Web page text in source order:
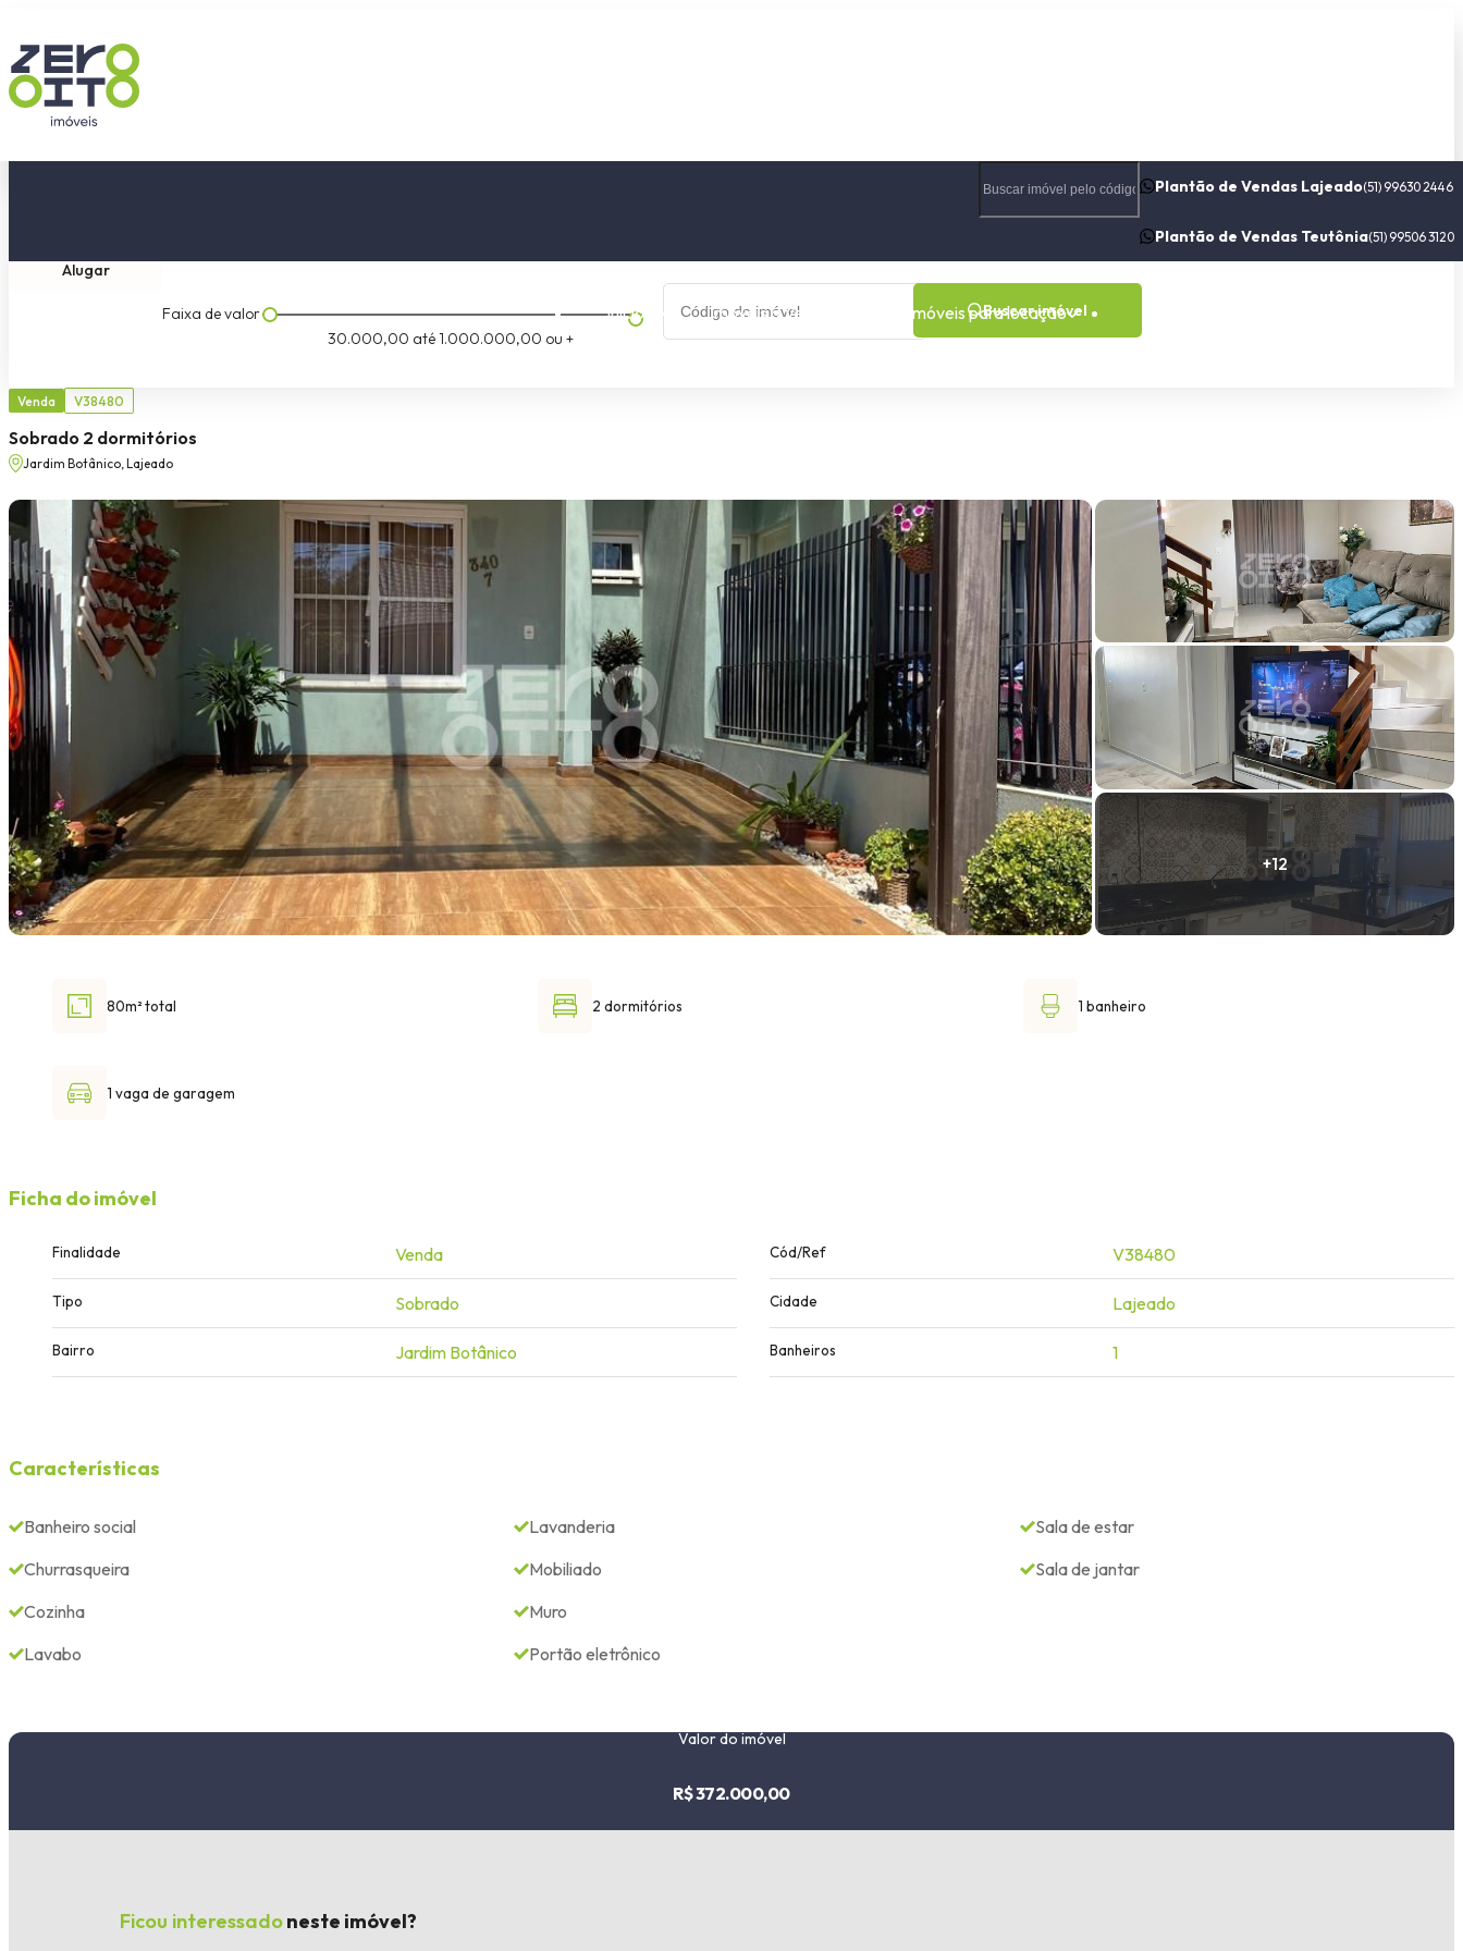
Plantão de Vendas Lajeado(51) 99630 2446
Plantão de Vendas Teutônia(51) 99506 3120
Início Imóveis a Venda Imóveis para locação
Alugar
Faixa de valor
30.000,00 até1.000.000,00 ou +
Buscar imóvel
Venda V38480
Sobrado 2 dormitórios
Jardim Botânico, Lajeado
80m² total 2 dormitórios 1 banheiro
1 vaga de garagem
Ficha do imóvel
Finalidade Venda
Tipo Sobrado
Bairro Jardim Botânico
Cód/Ref V38480
Cidade Lajeado
Banheiros 1
Características
Banheiro social
Churrasqueira
Cozinha
Lavabo
Lavanderia
Mobiliado
Muro
Portão eletrônico
Sala de estar
Sala de jantar
Valor do imóvel
R$ 372.000,00
Ficou interessadoneste imóvel?